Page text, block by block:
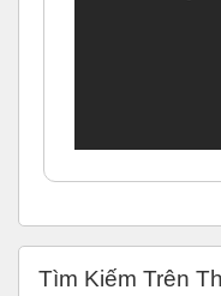
Tìm Kiếm Trên